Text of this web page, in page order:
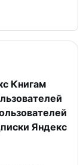
Книгам
Яндекс